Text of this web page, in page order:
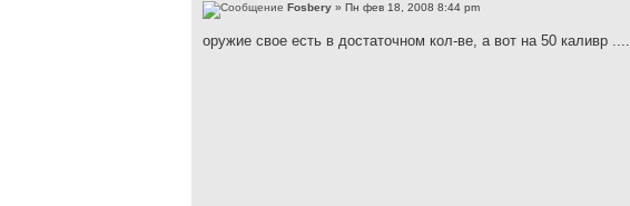
Fosbery » Пн фев 18, 2008 8:44 pm
оружие свое есть в достаточном кол-ве, а вот на 50 каливр ....